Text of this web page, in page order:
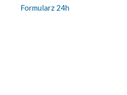
Formularz 24h